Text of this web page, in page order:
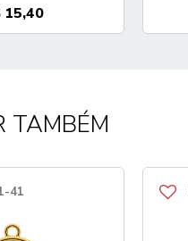
15,40
TAMBÉM
41